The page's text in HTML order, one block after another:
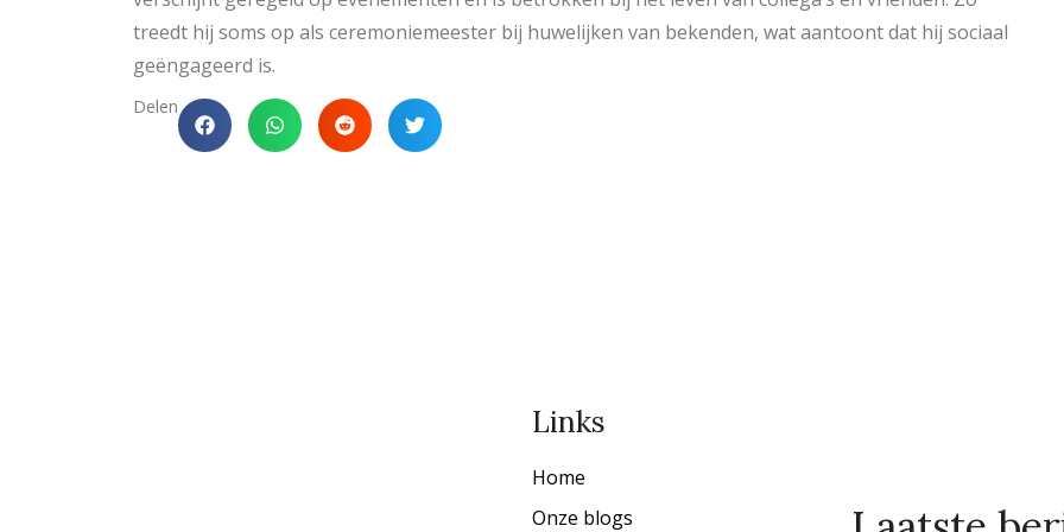
treedt hij soms op als ceremoniemeester bij huwelijken van bekenden, wat aantoont dat hij sociaal
geëngageerd is.
Delen
Links
Home
Onze blogs